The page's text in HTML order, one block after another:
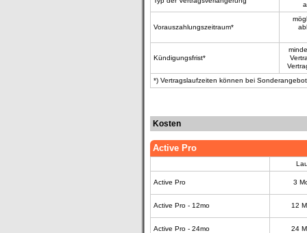
Vorauszahlungszeitraum*
Kündigungsfrist*
*) Vertragslaufzeiten können bei
Kosten
Active Pro
Active Pro 3
Active Pro - 12mo 12
Active Pro - 24mo 24